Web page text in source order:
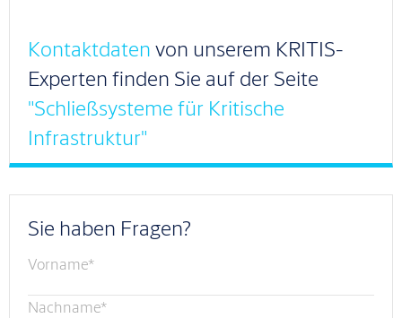
Kontaktdaten von unserem KRITIS-
Experten finden Sie auf der Seite
"Schließsysteme für Kritische
Infrastruktur"
Sie haben Fragen?
Vorname*
Nachname*